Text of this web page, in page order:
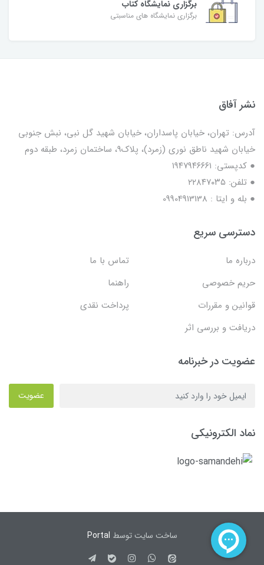
برگزاری نمایشگاه کتاب
برگزاری نمایشگاه های مناسبتی
نشر آفاق
آدرس: تهران، خیابان پاسداران، خیابان شهید گل نبی، نبش جنوبی
خیابان شهید ناطق نوری (زمرد)، پلاک9، ساختمان زمرد، طبقه دوم
● کدپستی: ۱۹۴۷۹۴۶۶۶۱
● تلفن: ٢٢٨۴٧۰۳۵
● بله و ایتا : 09904913138
دسترسی سریع
درباره ما
تماس با ما
حریم خصوصی
راهنما
قوانین و مقررات
پرداخت نقدی
دریافت و بررسی اثر
عضویت در خبرنامه
عضویت
نماد الکترونیکی
ساخت سایت توسط Portal